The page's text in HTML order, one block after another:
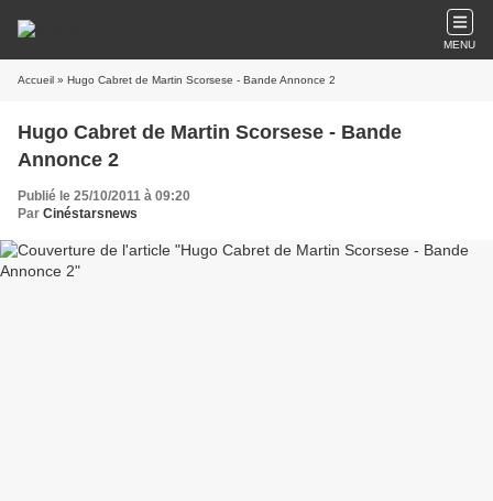
MENU
Accueil » Hugo Cabret de Martin Scorsese - Bande Annonce 2
Hugo Cabret de Martin Scorsese - Bande
Annonce 2
Publié le 25/10/2011 à 09:20
Par Cinéstarsnews